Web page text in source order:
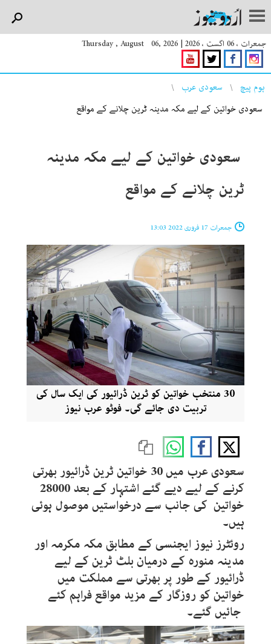
جمعرات ، 06 اگست ، 2026 |
Thursday , August 06, 2026
You are here
ہوم پیچ
سعودی عرب
سعودی خواتین کے لیے مکہ مدینہ ٹرین چلانے کے مواقع
سعودی خواتین کے لیے مکہ مدینہ
ٹرین چلانے کے مواقع
جمعرات 17 فروری 2022 13:03
30 منتخب خواتین کو ٹرین ڈرائیور کی ایک سال کی
تربیت دی جائے گی۔ فوٹو عرب نیوز
سعودی عرب میں 30 خواتین ٹرین ڈرائیور بھرتی
کرنے کے لیے دیے گئے اشتہار کے بعد 28000
خواتین کی جانب سے درخواستیں موصول ہوئی
ہیں۔
روئٹرز نیوز ایجنسی کے مطابق مکہ مکرمہ اور
مدینہ منورہ کے درمیان بلٹ ٹرین کے لیے
ڈرائیور کے طور پر بھرتی سے مملکت میں
خواتین کو روزگار کے مزید مواقع فراہم کئے
جائیں گئے۔